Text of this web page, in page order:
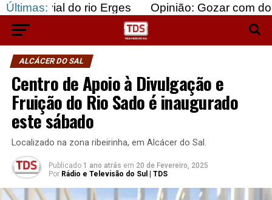
Últimas:
do rio Erges Opinião: Gozar com doentes e
ALCÁCER DO SAL
Centro de Apoio à Divulgação e
Fruição do Rio Sado é inaugurado
este sábado
Localizado na zona ribeirinha, em Alcácer do Sal.
Publicado 1 ano atrás em 20 de Fevereiro, 2025
Por Rádio e Televisão do Sul | TDS